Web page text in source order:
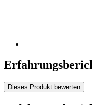
Dieses Produkt bewerten